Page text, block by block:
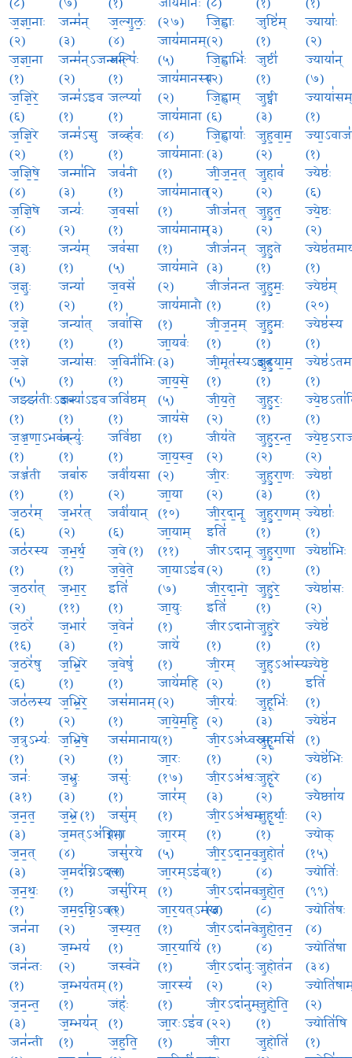
(८)
ज॒ज्ञा॒नाः
(२)
ज॒ज्ञा॒ना
(१)
ज॒ज्ञि॒रे॒
(६)
ज॒ज्ञि॒रे
(२)
ज॒ज्ञि॒षे॒
(४)
ज॒ज्ञि॒षे
(४)
ज॒ज्ञुः
(३)
ज॒ज्ञुः॒
(१)
ज॒ज्ञे॒
(११)
ज॒ज्ञे
(५)
जझ्झ॑तीःऽइव
(१)
ज॒ञ्ज॒णा॒ऽभव॑न्
(१)
जञ्ज॑ती
(१)
ज॒ठर॑म्
(६)
जठ॑रस्य
(१)
ज॒ठरा॑त्
(२)
ज॒ठरे॑
(१६)
ज॒ठरे॑षु
(६)
जठ॑लस्य
(१)
ज॒त्रुऽभ्यः॑
(१)
जनः॑
(३१)
ज॒न॒त॒
(३)
ज॒न॒त्
(३)
ज॒न॒थः॒
(१)
जन॑ना
(३)
जन॑न्तः
(१)
ज॒न॒न्त॒
(३)
जन॑न्ती
(७)
जन्म॑न्
(३)
जन्म॑न्ऽजन्मन्
(२)
जन्म॑ऽइव
(१)
जन्म॑ऽसु
(१)
जन्मा॑नि
(३)
जन्यः॑
(२)
जन्य॑म्
(१)
जन्या॑
(२)
जन्या॑त्
(१)
जन्या॑सः
(१)
जन्या॑ऽइव
(१)
जन्युः॑
(१)
जबा॑रु
(१)
ज॒भर॑त्
(२)
ज॒भ॒र्थ॒
(१)
ज॒भा॒र॒
(११)
ज॒भार॑
(३)
ज॒भ्रि॒रे
(१)
ज॒भ्रि॒रे॒
(२)
ज॒भ्रि॒षे॒
(२)
ज॒भ्रुः॒
(३)
ज॒भ्रे॒ (१)
ज॒मत्ऽअ॑ग्निना
(४)
ज॒मद॑ग्निऽदत्ता
(१)
ज॒म॒द॒ग्नि॒ऽवत्
(२)
ज॒म्भय॑
(२)
ज॒म्भय॑तम्
(१)
ज॒म्भय॑न्
(१)
(१)
ज॒ल्गु॒लः॒
(४)
जल्पिः॑
(१)
जल्प्या॑
(१)
जळ्ह॑वः
(१)
जव॑नी
(१)
ज॒वसा॑
(१)
जव॑सा
(५)
ज॒वसे॑
(१)
जवां॑सि
(१)
ज॒विनी॑भिः
(१)
जवि॑ष्ठम्
(१)
जवि॑ष्ठा
(१)
जवी॑यसा
(२)
जवी॑यान्
(६)
ज॒वे (१)
ज॒वे॒ते॒
इति॑
(१)
ज॒वेन॑
(१)
ज॒वेषु॑
(१)
जस॑मानम्
(१)
जस॑मानाय
(१)
जसुः॑
(१)
जसु॑म्
(१)
जसु॑रये
(२)
जसु॑रिम्
(२)
ज॒स्य॒त॒
(१)
जस्व॑ने
(१)
जंहः॑
(१)
ज॒ह॒ति॒
जाय॑मानः
(२७)
जाय॑मानम्
(५)
जाय॑मानस्य
(२)
जाय॑माना
(४)
जाय॑मानाः
(१)
जाय॑मानात्
(१)
जाय॑मानाम्
(१)
जाय॑माने
(२)
जाय॑मानौ
(१)
जा॒यवः॑
(३)
जा॒य॒से॒
(५)
जाय॑से
(१)
जा॒य॒स्व॒
(२)
जा॒या
(१०)
जा॒याम्
(११)
जा॒याऽइ॑व
(७)
जा॒युः
(१)
जाये॑
(१)
जाये॑महि
(२)
जा॒ये॒म॒हि॒
(१)
जा॒रः
(१७)
जार॑म्
(१)
जा॒रम्
(५)
जा॒रम्ऽइ॑व
(१)
जा॒र॒यत्ऽम॑खः
(१)
जा॒र॒यायि॑
(१)
जा॒रस्य॑
(१)
जा॒रःऽइ॑व
(१)
(८)
जि॒ह्वाः
(२)
जि॒ह्वाभिः॑
(२)
जि॒ह्वाम्
(६)
जि॒ह्वायाः॑
(३)
जी॒ज॒न॒त्
(२)
जीज॑नत्
(३)
जीज॑नन्
(३)
जीज॑नन्त
(१)
जी॒ज॒न॒म्
(१)
जी॒मूत॑स्यऽइव
(१)
जी॒य॒ते॒
(२)
जीय॑ते
(२)
जी॒रः
(२)
जी॒र॒दा॒नू॒
इति॑
जीरऽदानू
(२)
जी॒र॒दा॒नो॒
इति॑
जीरऽदानो
(१)
जी॒रम्
(२)
जी॒रयः॑
(२)
जी॒रऽअ॑ध्वरम्
(१)
जी॒रऽअ॑श्वः
(३)
जी॒रऽअ॑श्वम्
(१)
जी॒र॒ऽदा॒न॒वः॒
(१)
जी॒रऽदा॑नवः
(३)
जी॒रऽदा॑नवे
(१)
जी॒रऽदा॑नुः
(२)
जी॒रऽदा॑नुम्
(२२)
जी॒रा
(१)
जुष्टि॑म्
(१)
जुष्टी॑
(१)
जु॒ष्ट्वी
(३)
जु॒ह॒वा॒म॒
(२)
जु॒हाव॑
(२)
जु॒हु॒त॒
(२)
जु॒हु॒ते
(१)
जु॒हु॒मः॒
(१)
जु॒हु॒मः
(१)
जु॒हु॒या॒म॒
(१)
जु॒हु॒रः॒
(१)
जु॒हु॒र॒न्त॒
(२)
जु॒हु॒रा॒णः
(३)
जु॒हु॒रा॒णम्
(१)
जु॒हु॒रा॒णा
(१)
जु॒हु॒रे॒
(१)
जु॒हु॒रे
(१)
जु॒हुऽआ॑स्यः
(१)
जु॒हूभिः॑
(३)
जु॒हू॒मसि॑
(२)
जु॒हू॒रे
(२)
जु॒हू॒र्थाः॒
(१)
जु॒होत॑
(४)
जु॒हो॒त॒
(८)
जु॒हो॒त॒न॒
(४)
जु॒होत॑न
(२)
जु॒हो॒ति॒
(१)
जु॒होति॑
(१)
ज्यायाः॑
(२)
ज्याया॑न्
(७)
ज्यायां॑सम्
(१)
(१)
ज्येष्ठः॑
(६)
ज्ये॒ष्ठः
(२)
(१)
ज्येष्ठ॑म्
(२०)
ज्येष्ठ॑स्य
(१)
(१)
(१)
(२)
ज्येष्ठा॑
(१)
ज्येष्ठाः॑
(१)
ज्येष्ठा॑भिः
(१)
ज्येष्ठा॑सः
(२)
ज्येष्ठे॑
(१)
ज्येष्ठे॒
इति॑
(१)
ज्येष्ठे॑न
(१)
ज्येष्ठे॑भिः
(४)
ज्यैष्ठ्या॑य
(२)
ज्योक्
(१५)
ज्योतिः॑
(९९)
ज्योति॑षः
(४)
ज्योति॑षा
(३४)
(२)
ज्योति॑षि
(१)